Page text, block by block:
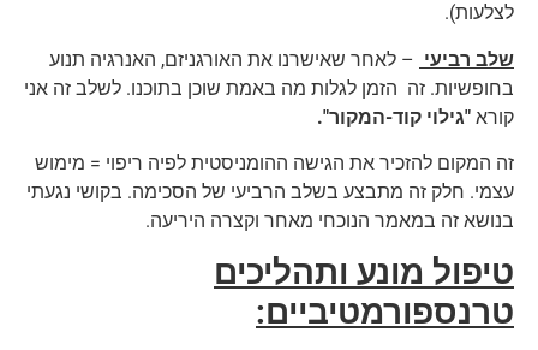
לצלעות).
שלב רביעי – לאחר שאישרנו את האורגניזם, האנרגיה תנוע
בחופשיות. זה הזמן לגלות מה באמת שוכן בתוכנו. לשלב זה אני
קורא "גילוי קוד-המקור".
זה המקום להזכיר את הגישה ההומניסטית לפיה ריפוי = מימוש
עצמי. חלק זה מתבצע בשלב הרביעי של הסכימה. בקושי נגעתי
בנושא זה במאמר הנוכחי מאחר וקצרה היריעה.
טיפול מונע ותהליכים
טרנספורמטיביים: